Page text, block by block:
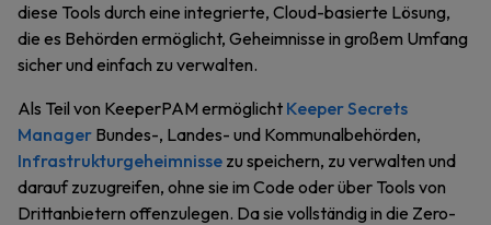
diese Tools durch eine integrierte, Cloud-basierte Lösung,
die es Behörden ermöglicht, Geheimnisse in großem Umfang
sicher und einfach zu verwalten.
Als Teil von KeeperPAM ermöglicht Keeper Secrets
Manager Bundes-, Landes- und Kommunalbehörden,
Infrastrukturgeheimnisse zu speichern, zu verwalten und
darauf zuzugreifen, ohne sie im Code oder über Tools von
Drittanbietern offenzulegen. Da sie vollständig in die Zero-